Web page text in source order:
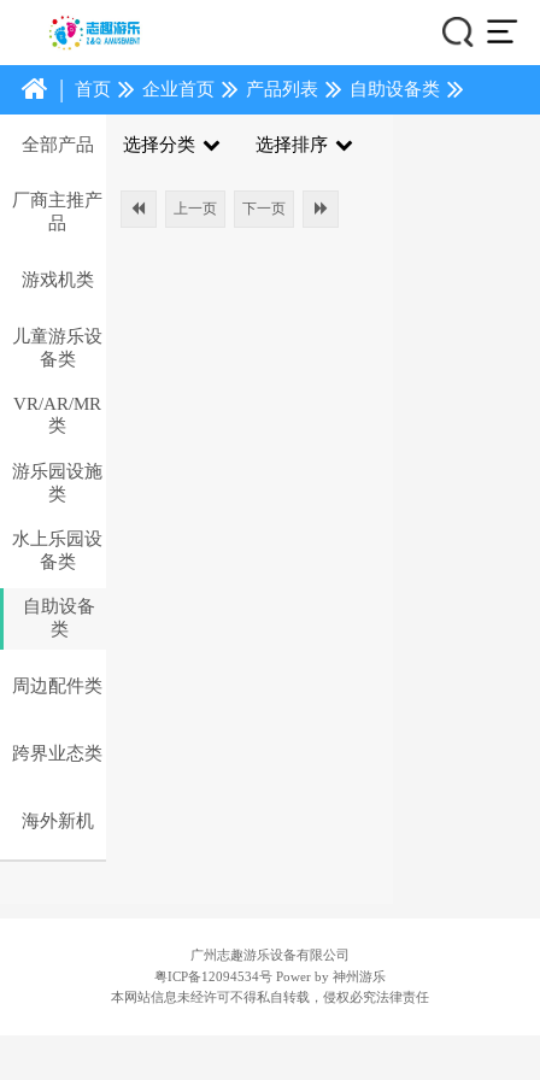
| 首页 企业首页 产品列表 自助设备类
全部产品
厂商主推产
品
游戏机类
儿童游乐设
备类
VR/AR/MR
类
游乐园设施
类
水上乐园设
备类
自助设备
类
周边配件类
跨界业态类
海外新机
选择分类 选择排序
上一页 下一页
广州志趣游乐设备有限公司
粤ICP备12094534号 Power by 神州游乐
本网站信息未经许可不得私自转载，侵权必究法律责任